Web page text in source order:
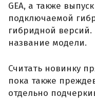
GEA, а также
подключаемой
гибридной
название модели.
Считать новинку
пока также
отдельно